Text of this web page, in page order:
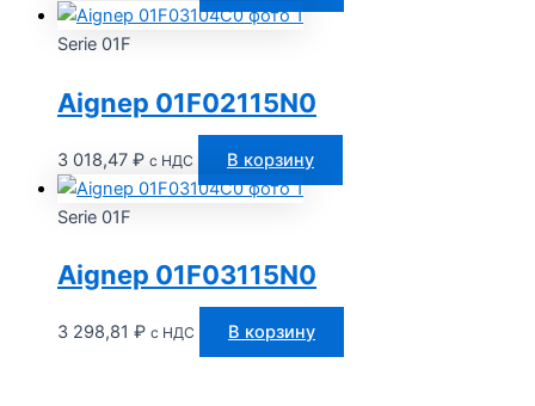
Serie 01F
Aignep 01F02115N0
3 018,47 ₽ с НДС В корзину
Serie 01F
Aignep 01F03115N0
3 298,81 ₽ с НДС В корзину